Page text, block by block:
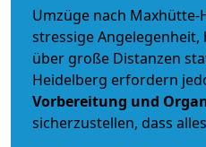
Umzüge nach
stressige Angelegenheit,
über große Distanzen
Heidelberg erfordern
Vorbereitung und
sicherzustellen, dass alles